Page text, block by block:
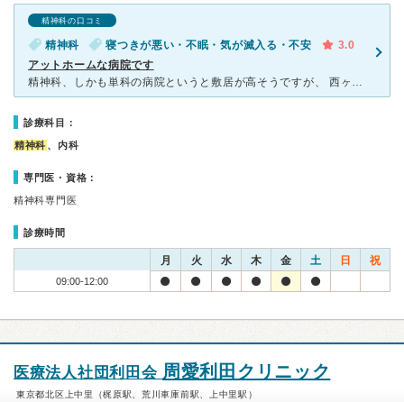
精神科の口コミ
精神科 寝つきが悪い・不眠・気が滅入る・不安
3.0
アットホームな病院です
精神科、しかも単科の病院というと敷居が高そうですが、 西ヶ原病院は非常にアットホームな感じの病院です。 時間をうまく見極めて行けばあまり待つこともありませんし、 先生も熱心に話を聞いてくださいま
診療科目：
精神科 、内科
専門医・資格：
精神科専門医
診療時間
月 火 水 木 金 土 日 祝
09:00-12:00
医療法人社団利田会 周愛利田クリニック
東京都北区上中里（梶原駅、荒川車庫前駅、上中里駅）